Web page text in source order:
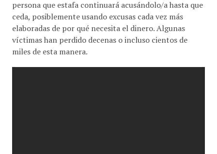
ceda, posiblemente usando excusas cada vez más
elaboradas de por qué necesita el dinero. Algunas
víctimas han perdido decenas o incluso cientos de
miles de esta manera.